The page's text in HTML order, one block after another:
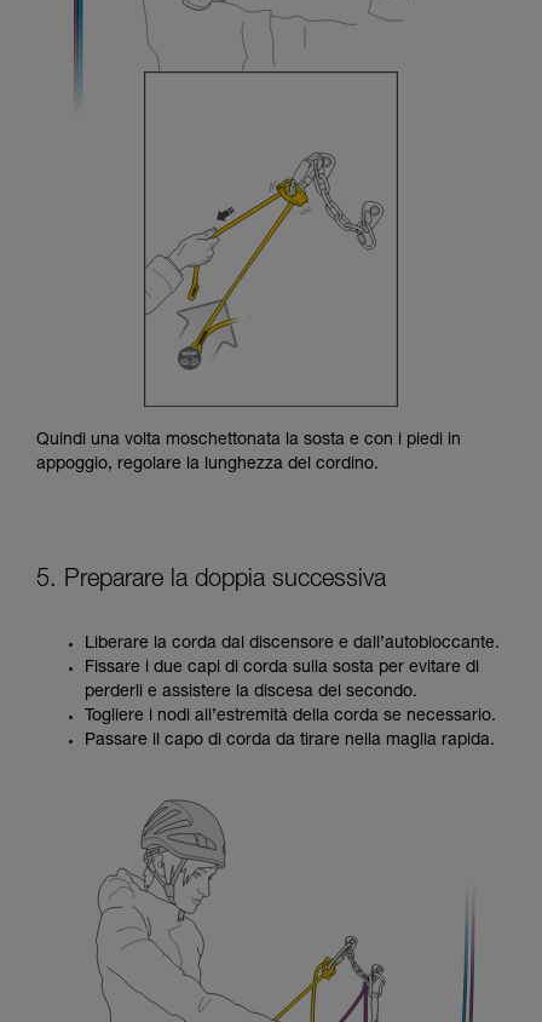
Quindi una volta moschettonata la sosta e con i piedi in
appoggio, regolare la lunghezza del cordino.
5. Preparare la doppia successiva
Liberare la corda dal discensore e dall’autobloccante.
Fissare i due capi di corda sulla sosta per evitare di
perderli e assistere la discesa del secondo.
Togliere i nodi all’estremità della corda se necessario.
Passare il capo di corda da tirare nella maglia rapida.